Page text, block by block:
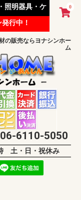
0
照明器具・ケ
ます。
行中！
の販売ならヨナシンホー
ム
6110-5050
土・日・祝休み